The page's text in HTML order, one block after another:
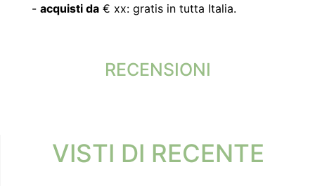
- acquisti da € xx: gratis in tutta Italia.
RECENSIONI
VISTI DI RECENTE